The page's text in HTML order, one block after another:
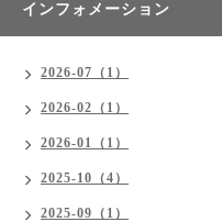
インフォメーション
2026-07（1）
2026-02（1）
2026-01（1）
2025-10（4）
2025-09（1）